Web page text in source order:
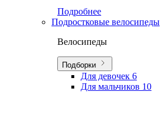
Подробнее
Подростковые велосипеды
Велосипеды
Подборки
Для девочек 6
Для мальчиков 10